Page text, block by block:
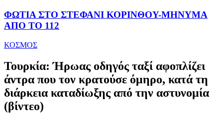
ΦΩΤΙΑ ΣΤΟ ΣΤΕΦΑΝΙ ΚΟΡΙΝΘΟΥ-ΜΗΝΥΜΑ
ΑΠΟ ΤΟ 112
ΚΟΣΜΟΣ
Τουρκία: Ήρωας οδηγός ταξί αφοπλίζει
άντρα που τον κρατούσε όμηρο, κατά τη
διάρκεια καταδίωξης από την αστυνομία
(βίντεο)